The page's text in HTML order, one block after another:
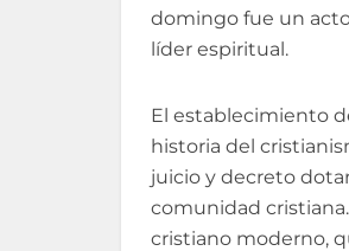
domingo fue un
líder espiritual.
El establecimiento
historia del
juicio y decreto
comunidad
cristiano moderno,